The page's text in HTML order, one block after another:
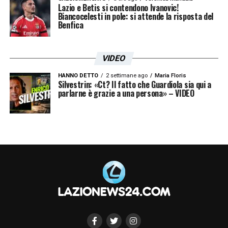
ulteriormente».
più sintetica o più giornalistica.
LA PLAYLIST DELLE NOSTRE TOP NEWS
Lazio e Betis si contendono Ivanovic!
Biancocelesti in pole: si attende la risposta del
Benfica
VIDEO
HANNO DETTO 2 settimane ago Maria Floris
Silvestrin: «Ct? Il fatto che Guardiola sia qui a
parlarne è grazie a una persona» – VIDEO